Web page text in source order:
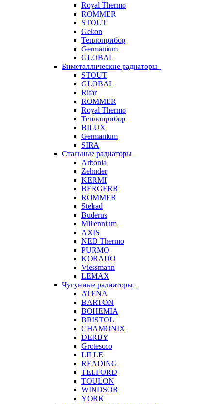
Royal Thermo
ROMMER
STOUT
Gekon
Теплоприбор
Germanium
GLOBAL
Биметаллические радиаторы
STOUT
GLOBAL
Rifar
ROMMER
Royal Thermo
Теплоприбор
BILUX
Germanium
SIRA
Стальные радиаторы
Arbonia
Zehnder
KERMI
BERGERR
ROMMER
Stelrad
Buderus
Millennium
AXIS
NED Thermo
PURMO
KORADO
Viessmann
LEMAX
Чугунные радиаторы
ATENA
BARTON
BOHEMIA
BRISTOL
CHAMONIX
DERBY
Grotescco
LILLE
READING
TELFORD
TOULON
WINDSOR
YORK